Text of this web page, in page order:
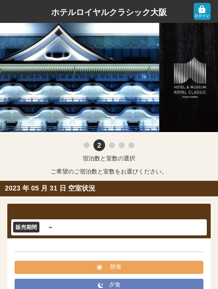
ホテルロイヤルクラシック大阪
宿泊数と室数の選択
ご希望のご宿泊数と室数をお選びください。
2023 年 05 月 31 日 空室状況
販売期間 ～
朝食
夕食